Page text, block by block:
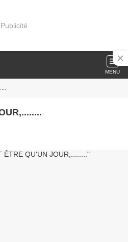
Publicité
MENU